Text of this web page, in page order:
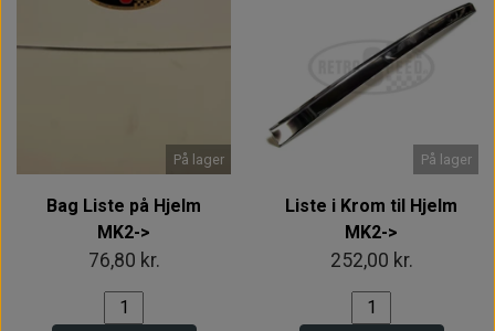
På lager
Bag Liste på Hjelm
MK2->
76,80 kr.
På lager
Liste i Krom til Hjelm
MK2->
252,00 kr.